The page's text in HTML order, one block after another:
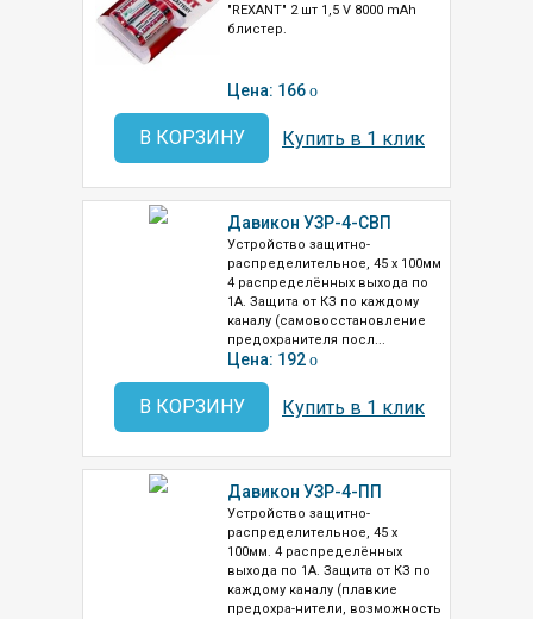
"REXANT" 2 шт 1,5 V 8000 mAh
блистер.
Цена: 166 o
В КОРЗИНУ Купить в 1 клик
Давикон УЗР-4-СВП
Устройство защитно-
распределительное, 45 х 100мм
4 распределённых выхода по
1А. Защита от КЗ по каждому
каналу (самовосстановление
предохранителя посл...
Цена: 192 o
В КОРЗИНУ Купить в 1 клик
Давикон УЗР-4-ПП
Устройство защитно-
распределительное, 45 х
100мм. 4 распределённых
выхода по 1А. Защита от КЗ по
каждому каналу (плавкие
предохра-нители, возможность